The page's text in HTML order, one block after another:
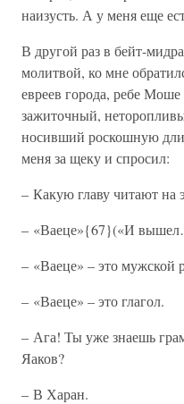
наизусть. А у меня еще
В другой раз в бейт-
молитвой, ко мне
евреев города, ребе
зажиточный,
носивший роскошную
меня за щеку и спросил:
– Какую главу читают на
– «Ваеце»{67}(«И
– «Ваеце» – это мужской
– «Ваеце» – это глагол.
– Ага! Ты уже знаешь
Яаков?
– В Харан.